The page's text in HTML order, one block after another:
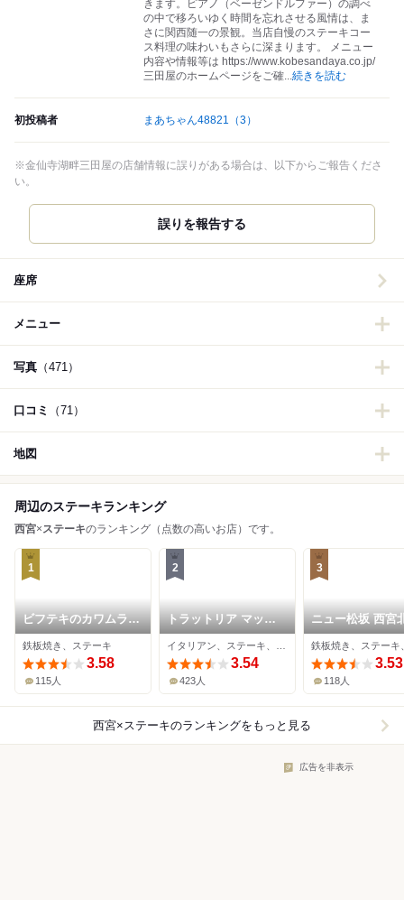
きます。ピアノ（ベーゼンドルファー）の調べ
の中で移ろいゆく時間を忘れさせる風情は、ま
さに関西随一の景観。当店自慢のステーキコー
ス料理の味わいもさらに深まります。 メニュー
内容や情報等は https://www.kobesandaya.co.jp/
三田屋のホームページをご確...続きを読む
初投稿者 まあちゃん48821 （3）
※金仙寺湖畔三田屋の店舗情報に誤りがある場合は、以下からご報告くださ
い。
誤りを報告する
座席
メニュー
写真 （471）
口コミ （71）
地図
周辺のステーキランキング
西宮×ステーキのランキング（点数の高いお店）です。
1
ビフテキのカワムラ
西宮店
鉄板焼き、ステーキ
3.58
115人
2
トラットリア マッコ
西宮北口
3.54
423人
3
ニュー松坂 西宮
店
3.53
118人
西宮×ステーキのランキングをもっと見る
広告を非表示